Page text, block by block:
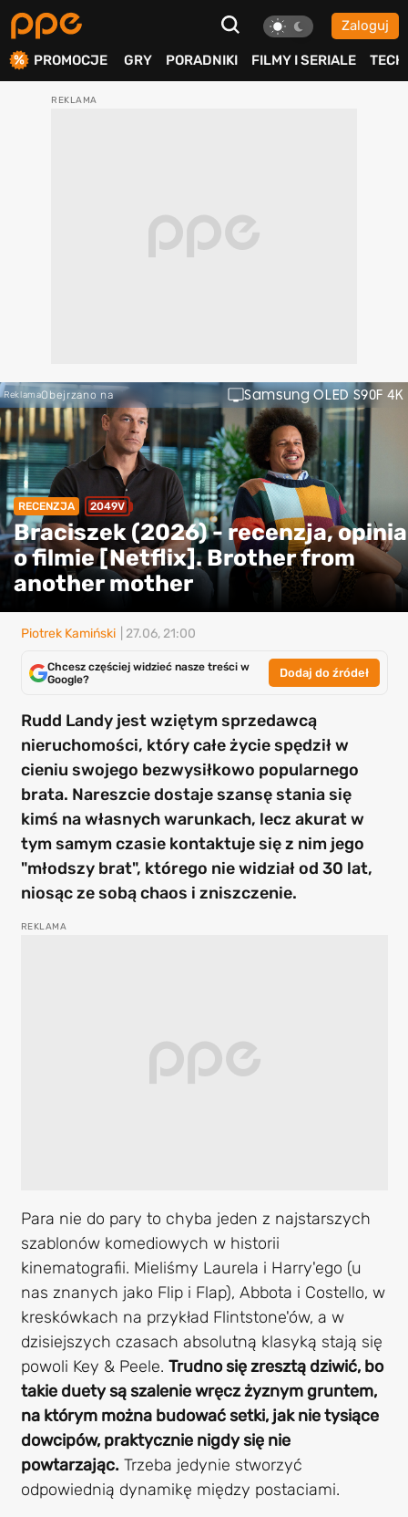
Zaloguj
PROMOCJE GRY PORADNIKI FILMY I SERIALE TECH
Obejrzano na Samsung OLED S90F 4K
Reklama
RECENZJA 2049V
Braciszek (2026) - recenzja, opinia
o filmie [Netflix]. Brother from
another mother
Piotrek Kamiński | 27.06, 21:00
Chcesz częściej widzieć nasze treści w
Google?
Dodaj do źródeł
Rudd Landy jest wziętym sprzedawcą
nieruchomości, który całe życie spędził w
cieniu swojego bezwysiłkowo popularnego
brata. Nareszcie dostaje szansę stania się
kimś na własnych warunkach, lecz akurat w
tym samym czasie kontaktuje się z nim jego
"młodszy brat", którego nie widział od 30 lat,
niosąc ze sobą chaos i zniszczenie.
Para nie do pary to chyba jeden z najstarszych
szablonów komediowych w historii
kinematografii. Mieliśmy Laurela i Harry'ego (u
nas znanych jako Flip i Flap), Abbota i Costello, w
kreskówkach na przykład Flintstone'ów, a w
dzisiejszych czasach absolutną klasyką stają się
powoli Key & Peele. Trudno się zresztą dziwić, bo
takie duety są szalenie wręcz żyznym gruntem,
na którym można budować setki, jak nie tysiące
dowcipów, praktycznie nigdy się nie
powtarzając. Trzeba jedynie stworzyć
odpowiednią dynamikę między postaciami.